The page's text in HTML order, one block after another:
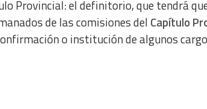
Provincial: el definitorio, que tendrá
de las comisiones del Capítulo
o institución de algunos